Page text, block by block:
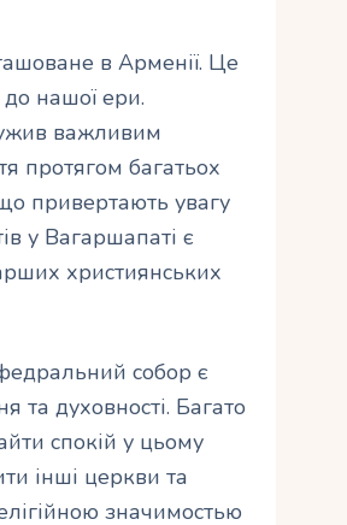
в Арменії. Це
до нашої ери.
важливим
протягом багатьох
що привертають увагу
у Вагаршапаті є
християнських
собор є
та духовності. Багато
спокій у цьому
інші церкви та
значимостью